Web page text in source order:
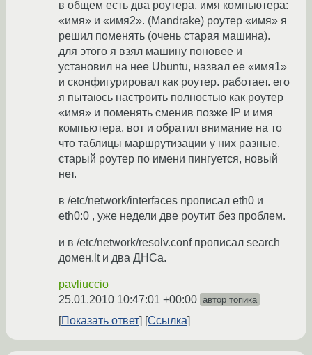
в общем есть два роутера, имя компьютера:
«имя» и «имя2». (Mandrake) роутер «имя» я
решил поменять (очень старая машина).
для этого я взял машину поновее и
установил на нее Ubuntu, назвал ее «имя1»
и сконфигурировал как роутер. работает. его
я пытаюсь настроить полностью как роутер
«имя» и поменять сменив позже IP и имя
компьютера. вот и обратил внимание на то
что таблицы маршрутизации у них разные.
старый роутер по имени пингуется, новый
нет.
в /etc/network/interfaces прописал eth0 и
eth0:0 , уже недели две роутит без проблем.
и в /etc/network/resolv.conf прописал search
домен.lt и два ДНСа.
pavliuccio
25.01.2010 10:47:01 +00:00 автор топика
Показать ответ Ссылка